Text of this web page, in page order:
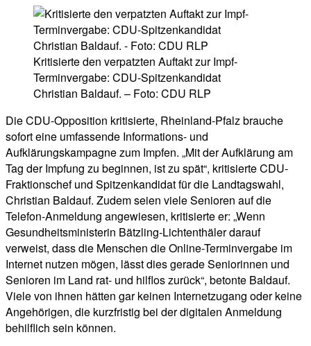
Kritisierte den verpatzten Auftakt zur Impf-
Terminvergabe: CDU-Spitzenkandidat
Christian Baldauf. – Foto: CDU RLP
Die CDU-Opposition kritisierte, Rheinland-Pfalz brauche
sofort eine umfassende Informations- und
Aufklärungskampagne zum Impfen. „Mit der Aufklärung am
Tag der Impfung zu beginnen, ist zu spät“, kritisierte CDU-
Fraktionschef und Spitzenkandidat für die Landtagswahl,
Christian Baldauf. Zudem seien viele Senioren auf die
Telefon-Anmeldung angewiesen, kritisierte er: „Wenn
Gesundheitsministerin Bätzling-Lichtenthäler darauf
verweist, dass die Menschen die Online-Terminvergabe im
Internet nutzen mögen, lässt dies gerade Seniorinnen und
Senioren im Land rat- und hilflos zurück“, betonte Baldauf.
Viele von ihnen hätten gar keinen Internetzugang oder keine
Angehörigen, die kurzfristig bei der digitalen Anmeldung
behilflich sein können.